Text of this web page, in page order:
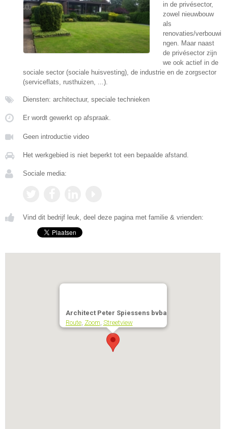
in de privésector,
zowel nieuwbouw
als
renovaties/verbouwi
ngen. Maar naast
de privésector zijn
we ook actief in de
sociale sector (sociale huisvesting), de industrie en de zorgsector
(serviceflats, rusthuizen, ...).
Diensten: architectuur, speciale technieken
Er wordt gewerkt op afspraak.
Geen introductie video
Het werkgebied is niet beperkt tot een bepaalde afstand.
Sociale media:
Vind dit bedrijf leuk, deel deze pagina met familie & vrienden:
Architect Peter Spiessens bvba
Route, Zoom, Streetview